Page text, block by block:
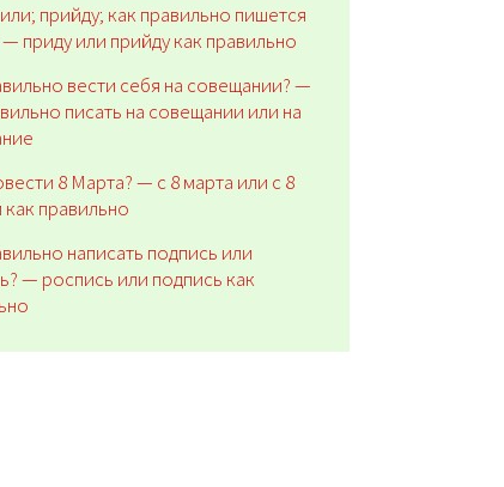
прийду; как правильно пишется
приду или прийду как правильно
вести себя на совещании? —
писать на совещании или на
8 Марта? — с 8 марта или с 8
правильно
написать подпись или
— роспись или подпись как